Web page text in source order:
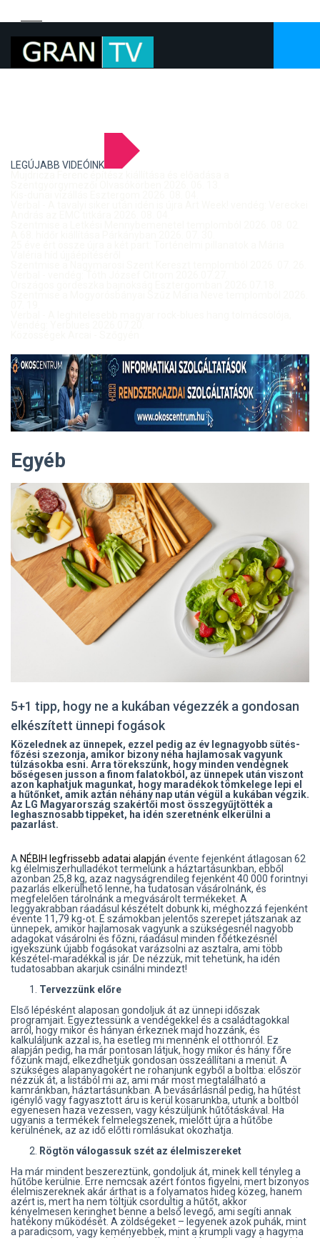
LEGÚJABB VIDEÓINK
Egyéb
5+1 tipp, hogy ne a kukában végezzék a gondosan
elkészített ünnepi fogások
Közelednek az ünnepek, ezzel pedig az év legnagyobb sütés-
főzési szezonja, amikor bizony néha hajlamosak vagyunk
túlzásokba esni. Arra törekszünk, hogy minden vendégnek
bőségesen jusson a finom falatokból, az ünnepek után viszont
azon kaphatjuk magunkat, hogy maradékok tömkelege lepi el
a hűtőnket, amik aztán néhány nap után végül a kukában végzik.
Az LG Magyarország szakértői most összegyűjtötték a
leghasznosabb tippeket, ha idén szeretnénk elkerülni a
pazarlást.
A NÉBIH legfrissebb adatai alapján évente fejenként átlagosan 62
kg élelmiszerhulladékot termelünk a háztartásunkban, ebből
azonban 25,8 kg, azaz nagyságrendileg fejenként 40 000 forintnyi
pazarlás elkerülhető lenne, ha tudatosan vásárolnánk, és
megfelelően tárolnánk a megvásárolt termékeket. A
leggyakrabban ráadásul készételt dobunk ki, méghozzá fejenként
évente 11,79 kg-ot. E számokban jelentős szerepet játszanak az
ünnepek, amikor hajlamosak vagyunk a szükségesnél nagyobb
adagokat vásárolni és főzni, ráadásul minden főétkezésnél
igyekszünk újabb fogásokat varázsolni az asztalra, ami több
készétel-maradékkal is jár. De nézzük, mit tehetünk, ha idén
tudatosabban akarjuk csinálni mindezt!
Tervezzünk előre
Első lépésként alaposan gondoljuk át az ünnepi időszak
programjait. Egyeztessünk a vendégekkel és a családtagokkal
arról, hogy mikor és hányan érkeznek majd hozzánk, és
kalkuláljunk azzal is, ha esetleg mi mennénk el otthonról. Ez
alapján pedig, ha már pontosan látjuk, hogy mikor és hány főre
főzünk majd, elkezdhetjük gondosan összeállítani a menüt. A
szükséges alapanyagokért ne rohanjunk egyből a boltba: először
nézzük át, a listából mi az, ami már most megtalálható a
kamránkban, háztartásunkban. A bevásárlásnál pedig, ha hűtést
igénylő vagy fagyasztott áru is kerül kosarunkba, utunk a boltból
egyenesen haza vezessen, vagy készüljünk hűtőtáskával. Ha
ugyanis a termékek felmelegszenek, mielőtt újra a hűtőbe
kerülnének, az az idő előtti romlásukat okozhatja.
Rögtön válogassuk szét az élelmiszereket
Ha már mindent beszereztünk, gondoljuk át, minek kell tényleg a
hűtőbe kerülnie. Erre nemcsak azért fontos figyelni, mert bizonyos
élelmiszereknek akár árthat is a folyamatos hideg közeg, hanem
azért is, mert ha nem töltjük csordultig a hűtőt, akkor
kényelmesen keringhet benne a belső levegő, ami segíti annak
hatékony működését. A zöldségeket – legyenek azok puhák, mint
a paradicsom, vagy keményebbek, mint a krumpli vagy a hagyma